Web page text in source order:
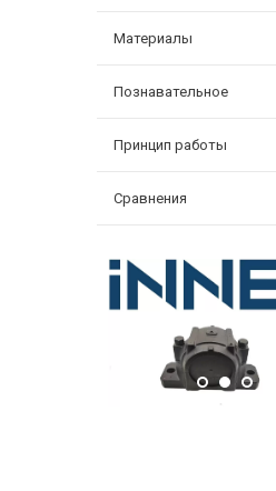
Материалы
Познавательное
Принцип работы
Сравнения